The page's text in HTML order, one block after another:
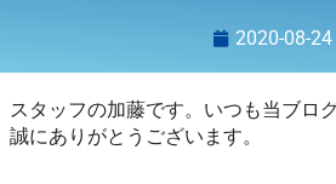
2020-08-24
スタッフの加藤です。いつも当ブロ
誠にありがとうございます。